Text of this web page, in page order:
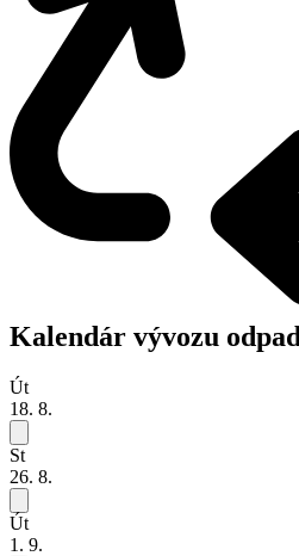
Kalendár vývozu
Út
18. 8.
St
26. 8.
Út
1. 9.